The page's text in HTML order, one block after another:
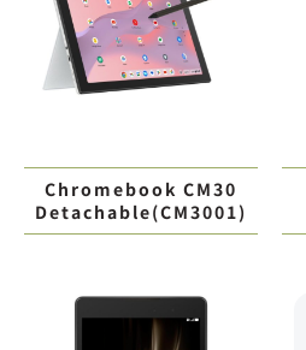
Chromebook CM30
Detachable(CM3001)